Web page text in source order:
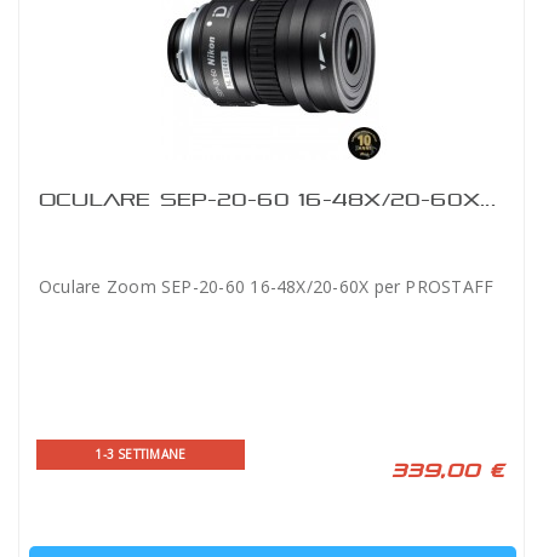
OCULARE SEP-20-60 16-48X/20-60X...
Oculare Zoom SEP-20-60 16-48X/20-60X per PROSTAFF
1-3 SETTIMANE
339,00 €